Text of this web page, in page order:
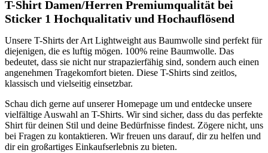
T-Shirt Damen/Herren Premiumqualität bei
Sticker 1 Hochqualitativ und Hochauflösend
Unsere T-Shirts der Art Lightweight aus Baumwolle sind perfekt für
diejenigen, die es luftig mögen. 100% reine Baumwolle. Das
bedeutet, dass sie nicht nur strapazierfähig sind, sondern auch einen
angenehmen Tragekomfort bieten. Diese T-Shirts sind zeitlos,
klassisch und vielseitig einsetzbar.
Schau dich gerne auf unserer Homepage um und entdecke unsere
vielfältige Auswahl an T-Shirts. Wir sind sicher, dass du das perfekte
Shirt für deinen Stil und deine Bedürfnisse findest. Zögere nicht, uns
bei Fragen zu kontaktieren. Wir freuen uns darauf, dir zu helfen und
dir ein großartiges Einkaufserlebnis zu bieten.